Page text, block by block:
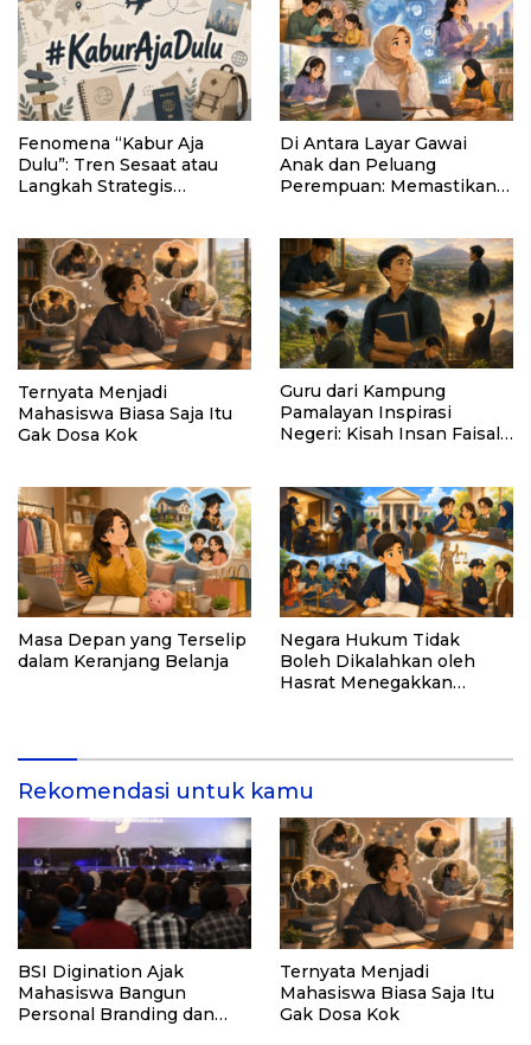
Fenomena “Kabur Aja
Dulu”: Tren Sesaat atau
Langkah Strategis
Di Antara Layar Gawai
Anak dan Peluang
Perempuan: Memastikan
Ternyata Menjadi
Mahasiswa Biasa Saja Itu
Gak Dosa Kok
Guru dari Kampung
Pamalayan Inspirasi
Negeri: Kisah Insan Faisal
Pelosok Negeri”
Masa Depan yang Terselip
dalam Keranjang Belanja
Negara Hukum Tidak
Boleh Dikalahkan oleh
Hasrat Menegakkan
Rekomendasi untuk kamu
BSI Digination Ajak
Mahasiswa Bangun
Personal Branding dan
Ternyata Menjadi
Mahasiswa Biasa Saja Itu
Gak Dosa Kok